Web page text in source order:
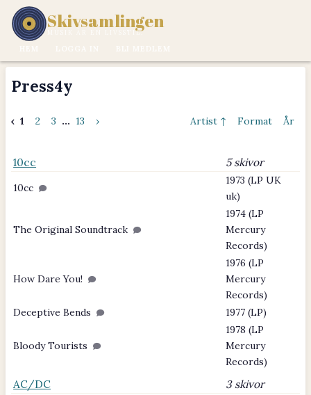
Skivsamlingen
MUSIK ÄR EN LIVSSTIL.
Press4y
‹ 1 2 3 ... 13 › Artist ↑ Format År
10cc 5 skivor
10cc
1973 (LP UK
uk)
The Original Soundtrack
1974 (LP
Mercury
Records)
How Dare You!
1976 (LP
Mercury
Records)
Deceptive Bends
1977 (LP)
Bloody Tourists
1978 (LP
Mercury
Records)
AC/DC 3 skivor